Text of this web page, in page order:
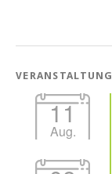
11
Aug.